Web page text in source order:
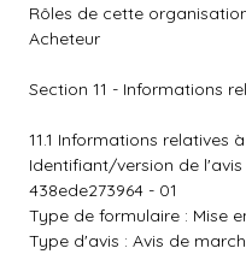
Rôles de cette
Acheteur
Section 11 - Informations
11.1 Informations relatives
Identifiant/version de
438ede273964 - 01
Type de formulaire : Mise
Type d'avis : Avis de